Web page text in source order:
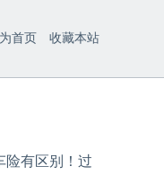
首页 收藏本站
险有区别！过